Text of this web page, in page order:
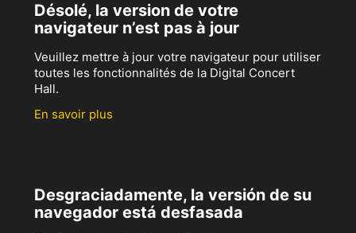
Désolé, la version de votre
navigateur n’est pas à jour
Veuillez mettre à jour votre navigateur pour utiliser
toutes les fonctionnalités de la Digital Concert
Hall.
En savoir plus
Desgraciadamente, la versión de su
navegador está desfasada